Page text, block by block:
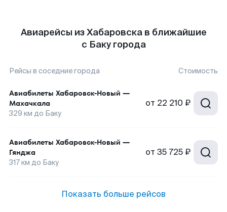
Авиарейсы из Хабаровска в ближайшие
с Баку города
Рейсы в соседние города Стоимость
Авиабилеты Хабаровск-Новый —
Махачкала
329 км до Баку
от 22 210 ₽
Авиабилеты Хабаровск-Новый —
Гянджа
317км до Баку
от 35 725 ₽
Показать больше рейсов